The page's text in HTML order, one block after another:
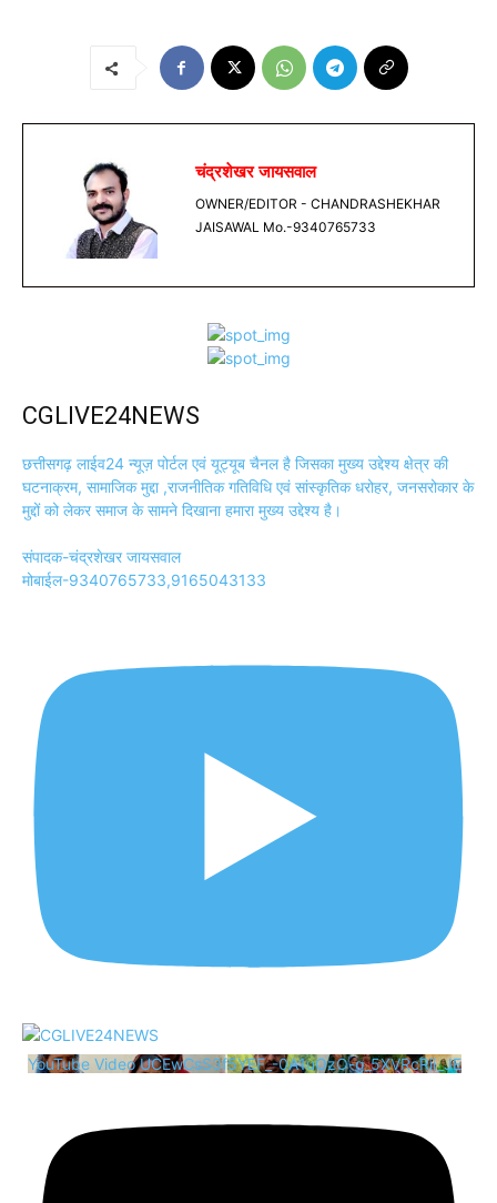
चंद्रशेखर जायसवाल
OWNER/EDITOR - CHANDRASHEKHAR
JAISAWAL Mo.-9340765733
CGLIVE24NEWS
छत्तीसगढ़ लाईव24 न्यूज़ पोर्टल एवं यूट्यूब चैनल है जिसका मुख्य उद्देश्य क्षेत्र की
घटनाक्रम, सामाजिक मुद्दा ,राजनीतिक गतिविधि एवं सांस्कृतिक धरोहर, जनसरोकार के
मुद्दों को लेकर समाज के सामने दिखाना हमारा मुख्य उद्देश्य है।
संपादक-चंद्रशेखर जायसवाल
मोबाईल-9340765733,9165043133
YouTube Video UCEwCsS3f5YEF_-0A1uOzO-g_5XVRcRii_JE